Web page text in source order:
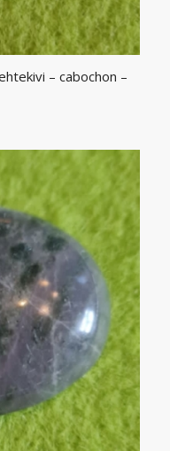
– cabochon –